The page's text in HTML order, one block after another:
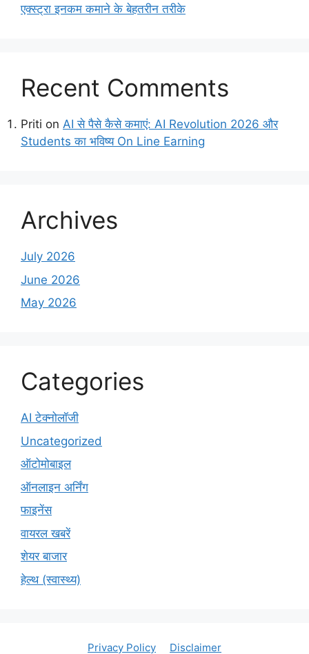
एक्स्ट्रा इनकम कमाने के बेहतरीन तरीके
Recent Comments
Priti on AI से पैसे कैसे कमाएं: AI Revolution 2026 और
Students का भविष्य On Line Earning
Archives
July 2026
June 2026
May 2026
Categories
AI टेक्नोलॉजी
Uncategorized
ऑटोमोबाइल
ऑनलाइन अर्निंग
फाइनेंस
वायरल खबरें
शेयर बाजार
हेल्थ (स्वास्थ्य)
Privacy Policy Disclaimer